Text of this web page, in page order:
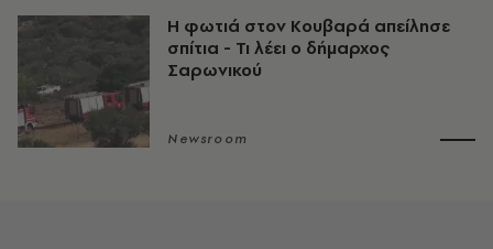
Η φωτιά στον Κουβαρά απείλησε
σπίτια - Τι λέει ο δήμαρχος
Σαρωνικού
Newsroom